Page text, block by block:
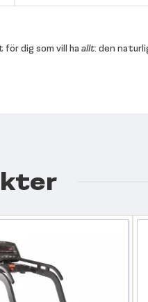
för dig som vill ha allt: den